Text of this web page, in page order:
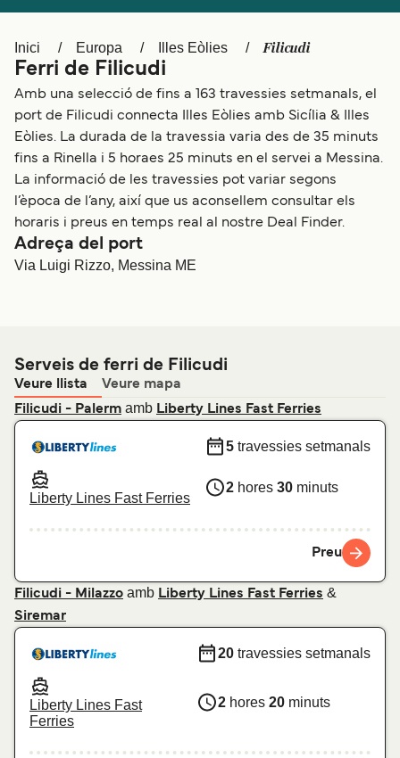
Україна
المغرب Maroc (FR)
Inici Europa Illes Eòlies Filicudi
Ferri de Filicudi
Amb una selecció de fins a 163 travessies setmanals, el
port de Filicudi connecta Illes Eòlies amb Sicília & Illes
Eòlies. La durada de la travessia varia des de 35 minuts
fins a Rinella i 5 horaes 25 minuts en el servei a Messina.
La informació de les travessies pot variar segons
l’època de l’any, així que us aconsellem consultar els
horaris i preus en temps real al nostre Deal Finder.
Adreça del port
Via Luigi Rizzo, Messina ME
Serveis de ferri de Filicudi
Veure llista
Veure mapa
Filicudi - Palerm amb Liberty Lines Fast Ferries
Liberty Lines Fast Ferries
5 travessies setmanals
2 hores 30 minuts
Preu
Filicudi - Milazzo amb Liberty Lines Fast Ferries &
Siremar
Liberty Lines Fast
Ferries
20 travessies setmanals
2 hores 20 minuts